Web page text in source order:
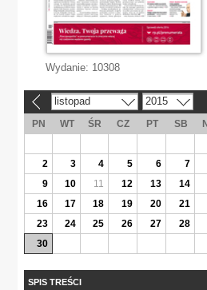
Wydanie: 10308
listopad 2015
PN WT ŚR CZ PT SB
2
3 4 5 6 7
9
10 11 12 13 14
16
17 18 19 20 21
23
24 25 26 27 28
30
SPIS TREŚCI